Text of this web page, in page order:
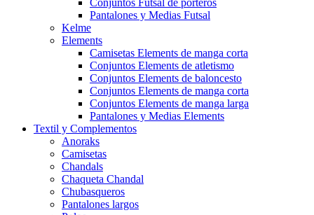
Conjuntos Futsal de porteros
Pantalones y Medias Futsal
Kelme
Elements
Camisetas Elements de manga corta
Conjuntos Elements de atletismo
Conjuntos Elements de baloncesto
Conjuntos Elements de manga corta
Conjuntos Elements de manga larga
Pantalones y Medias Elements
Textil y Complementos
Anoraks
Camisetas
Chandals
Chaqueta Chandal
Chubasqueros
Pantalones largos